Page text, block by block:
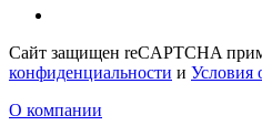
Сайт защищен reCAPTCHA
конфиденциальности и Условия
О компании